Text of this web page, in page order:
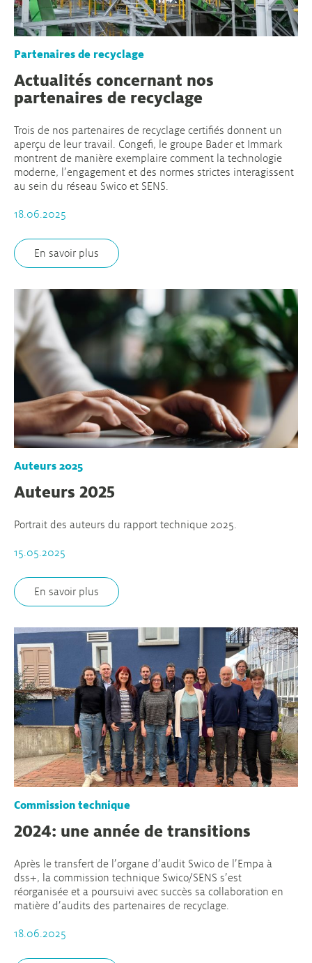
Partenaires de recyclage
Actualités concernant nos
partenaires de recyclage
Trois de nos partenaires de recyclage certifiés donnent un
aperçu de leur travail. Congefi, le groupe Bader et Immark
montrent de manière exemplaire comment la technologie
moderne, l’engagement et des normes strictes interagissent
au sein du réseau Swico et SENS.
18.06.2025
En savoir plus
Auteurs 2025
Auteurs 2025
Portrait des auteurs du rapport technique 2025.
15.05.2025
En savoir plus
Commission technique
2024: une année de transitions
Après le transfert de l’organe d’audit Swico de l’Empa à
dss+, la commission technique Swico/SENS s’est
réorganisée et a poursuivi avec succès sa collaboration en
matière d’audits des partenaires de recyclage.
18.06.2025